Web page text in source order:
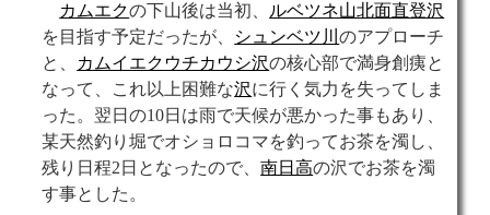
カムエクの下山後は当初、
ルベツネ山北面直登沢
を目指す予定だったが、
シュンベツ川のアプローチ
と、
カムイエクウチカウシ沢の核心部で満身創痍と
なって、これ以上困難な沢に行く気力を失ってしま
った。翌日の10日は雨で天候が悪かった事もあり、
某天然釣り堀でオショロコマを釣ってお茶を濁し、
残り日程2日となったので、南日高の沢でお茶を濁
す事とした。